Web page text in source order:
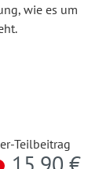
wie es um
Teilbeitrag